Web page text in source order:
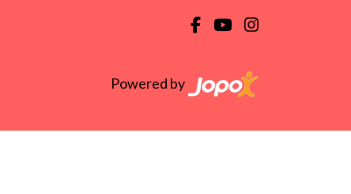
Powered by